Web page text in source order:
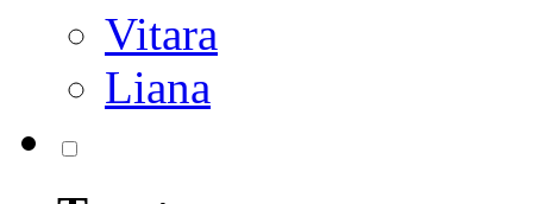
Vitara
Liana